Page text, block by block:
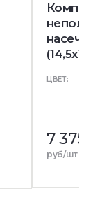
непол.
ЦВЕТ:
7 375
руб/шт